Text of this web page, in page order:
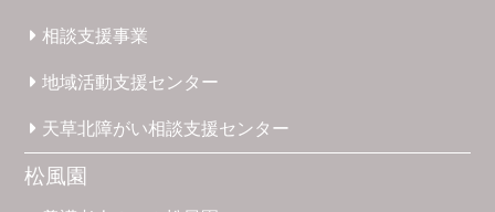
相談支援事業
地域活動支援センター
天草北障がい相談支援センター
松風園